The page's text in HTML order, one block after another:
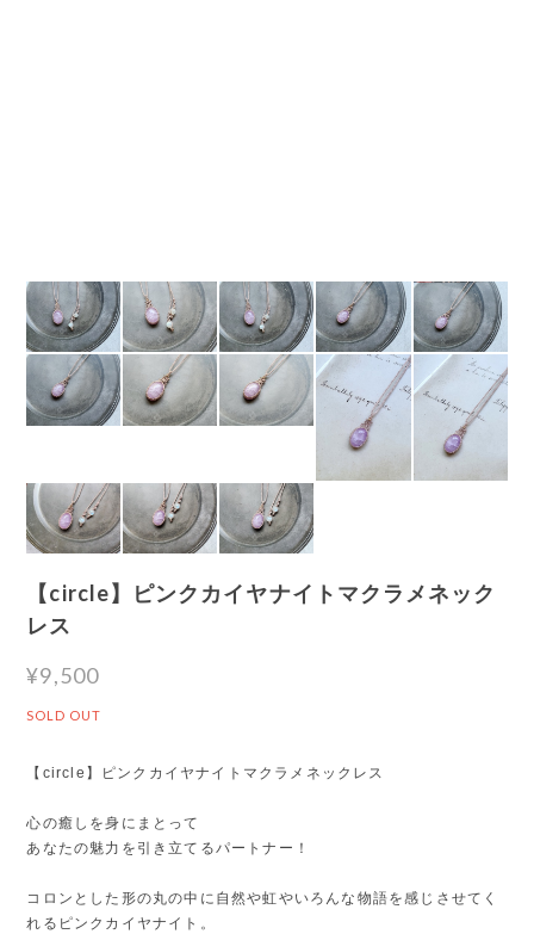
【circle】ピンクカイヤナイトマクラメネック
レス
¥9,500
SOLD OUT
【circle】ピンクカイヤナイトマクラメネックレス
心の癒しを身にまとって
あなたの魅力を引き立てるパートナー！
コロンとした形の丸の中に自然や虹やいろんな物語を感じさせてく
れるピンクカイヤナイト。